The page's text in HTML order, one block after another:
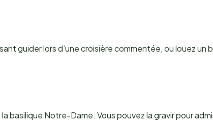
guider lors d’une croisière commentée, ou louez un
Notre-Dame. Vous pouvez la gravir pour